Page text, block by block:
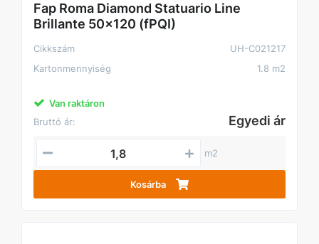
Fap Roma Diamond Statuario Line
Brillante 50x120 (fPQI)
Cikkszám
UH-C021217
Kartonmennyiség
1.8 m2
Van raktáron
Bruttó ár:
Egyedi ár
m2
Kosárba